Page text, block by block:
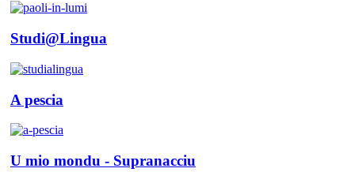
Studi@Lingua
A pescia
U mio mondu - Supranacciu